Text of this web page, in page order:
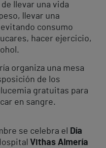
llevar una vida
llevar una
consumo
hacer ejercicio,
organiza una mesa
de los
gratuitas para
en sangre.
se celebra el
Día
Vithas Almería